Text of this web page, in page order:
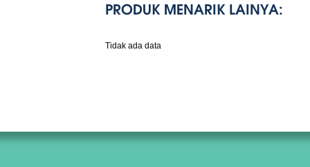
PRODUK MENARIK LAINYA:
Tidak ada data